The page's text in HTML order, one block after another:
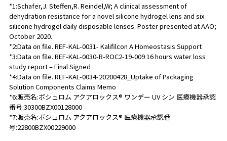
*1:Schafer,J. Steffen,R. Reindel,W; A clinical assessment of
dehydration resistance for a novel silicone hydrogel lens and six
silicone hydrogel daily disposable lenses. Poster presented at AAO;
October 2020.
*2:Data on file. REF-KAL-0031- Kalifilcon A Homeostasis Support
*3:Data on file. REF-KAL-0030-R-ROC2-19-009 16 hours water loss
study report – Final Signed
*4:Data on file. REF-KAL-0034-20200428_Uptake of Packaging
Solution Components Claims Memo
*6:販売名:ボシュロム アクアロックス® ワンデー UV シン 医療機器承認
番号:30300BZX00128000
*7:販売名:ボシュロム アクアロックス® 医療機器承認番
号:22800BZX00229000